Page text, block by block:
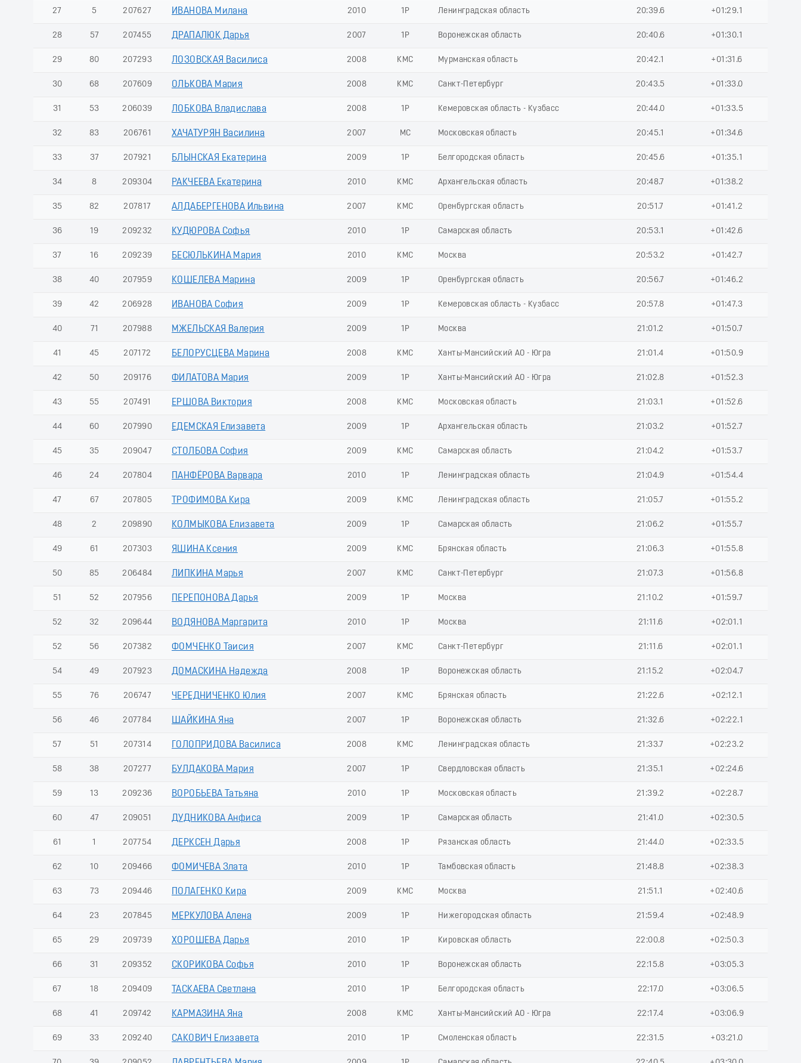
27 5 207627 ИВАНОВА Милана 2010 1Р Ленинградская область 20:39.6 +01:29.1
28 57 207455 ДРАПАЛЮК Дарья 2007 1Р Воронежская область 20:40.6 +01:30.1
29 80 207293 ЛОЗОВСКАЯ Василиса 2008 КМС Мурманская область 20:42.1 +01:31.6
30 68 207609 ОЛЬКОВА Мария 2008 КМС Санкт-Петербург 20:43.5 +01:33.0
31 53 206039 ЛОБКОВА Владислава 2008 1Р Кемеровская область - Кузбасс 20:44.0 +01:33.5
32 83 206761 ХАЧАТУРЯН Василина 2007 МС Московская область 20:45.1 +01:34.6
33 37 207921 БЛЫНСКАЯ Екатерина 2009 1Р Белгородская область 20:45.6 +01:35.1
34 8 209304 РАКЧЕЕВА Екатерина 2010 КМС Архангельская область 20:48.7 +01:38.2
35 82 207817 АЛДАБЕРГЕНОВА Ильвина 2007 КМС Оренбургская область 20:51.7 +01:41.2
36 19 209232 КУДЮРОВА Софья 2010 1Р Самарская область 20:53.1 +01:42.6
37 16 209239 БЕСЮЛЬКИНА Мария 2010 КМС Москва 20:53.2 +01:42.7
38 40 207959 КОШЕЛЕВА Марина 2009 1Р Оренбургская область 20:56.7 +01:46.2
39 42 206928 ИВАНОВА София 2009 1Р Кемеровская область - Кузбасс 20:57.8 +01:47.3
40 71 207988 МЖЕЛЬСКАЯ Валерия 2009 1Р Москва 21:01.2 +01:50.7
41 45 207172 БЕЛОРУСЦЕВА Марина 2008 КМС Ханты-Мансийский АО - Югра 21:01.4 +01:50.9
42 50 209176 ФИЛАТОВА Мария 2009 1Р Ханты-Мансийский АО - Югра 21:02.8 +01:52.3
43 55 207491 ЕРШОВА Виктория 2008 КМС Московская область 21:03.1 +01:52.6
44 60 207990 ЕДЕМСКАЯ Елизавета 2009 1Р Архангельская область 21:03.2 +01:52.7
45 35 209047 СТОЛБОВА София 2009 КМС Самарская область 21:04.2 +01:53.7
46 24 207804 ПАНФЁРОВА Варвара 2010 1Р Ленинградская область 21:04.9 +01:54.4
47 67 207805 ТРОФИМОВА Кира 2009 КМС Ленинградская область 21:05.7 +01:55.2
48 2 209890 КОЛМЫКОВА Елизавета 2009 1Р Самарская область 21:06.2 +01:55.7
49 61 207303 ЯШИНА Ксения 2009 КМС Брянская область 21:06.3 +01:55.8
50 85 206484 ЛИПКИНА Марья 2007 КМС Санкт-Петербург 21:07.3 +01:56.8
51 52 207956 ПЕРЕПОНОВА Дарья 2009 1Р Москва 21:10.2 +01:59.7
52 32 209644 ВОДЯНОВА Маргарита 2010 1Р Москва 21:11.6 +02:01.1
52 56 207382 ФОМЧЕНКО Таисия 2007 КМС Санкт-Петербург 21:11.6 +02:01.1
54 49 207923 ДОМАСКИНА Надежда 2008 1Р Воронежская область 21:15.2 +02:04.7
55 76 206747 ЧЕРЕДНИЧЕНКО Юлия 2007 КМС Брянская область 21:22.6 +02:12.1
56 46 207784 ШАЙКИНА Яна 2007 1Р Воронежская область 21:32.6 +02:22.1
57 51 207314 ГОЛОПРИДОВА Василиса 2008 КМС Ленинградская область 21:33.7 +02:23.2
58 38 207277 БУЛДАКОВА Мария 2007 1Р Свердловская область 21:35.1 +02:24.6
59 13 209236 ВОРОБЬЕВА Татьяна 2010 1Р Московская область 21:39.2 +02:28.7
60 47 209051 ДУДНИКОВА Анфиса 2009 1Р Самарская область 21:41.0 +02:30.5
61 1 207754 ДЕРКСЕН Дарья 2008 1Р Рязанская область 21:44.0 +02:33.5
62 10 209466 ФОМИЧЕВА Злата 2010 1Р Тамбовская область 21:48.8 +02:38.3
63 73 209446 ПОЛАГЕНКО Кира 2009 КМС Москва 21:51.1 +02:40.6
64 23 207845 МЕРКУЛОВА Алена 2009 1Р Нижегородская область 21:59.4 +02:48.9
65 29 209739 ХОРОШЕВА Дарья 2010 1Р Кировская область 22:00.8 +02:50.3
66 31 209352 СКОРИКОВА Софья 2010 1Р Воронежская область 22:15.8 +03:05.3
67 18 209409 ТАСКАЕВА Светлана 2010 1Р Белгородская область 22:17.0 +03:06.5
68 41 209742 КАРМАЗИНА Яна 2008 КМС Ханты-Мансийский АО - Югра 22:17.4 +03:06.9
69 33 209240 САКОВИЧ Елизавета 2010 1Р Смоленская область 22:31.5 +03:21.0